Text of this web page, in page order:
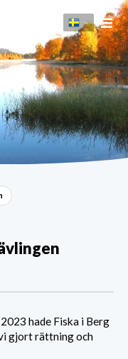
hade Fiska i Berg
gjort rättning och